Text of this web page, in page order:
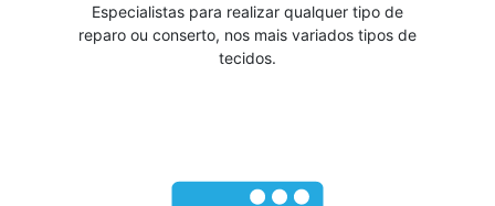
Especialistas para realizar qualquer tipo de
reparo ou conserto, nos mais variados tipos de
tecidos.